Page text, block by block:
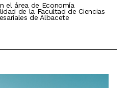
el área de Economía
de la Facultad de Ciencias
de Albacete